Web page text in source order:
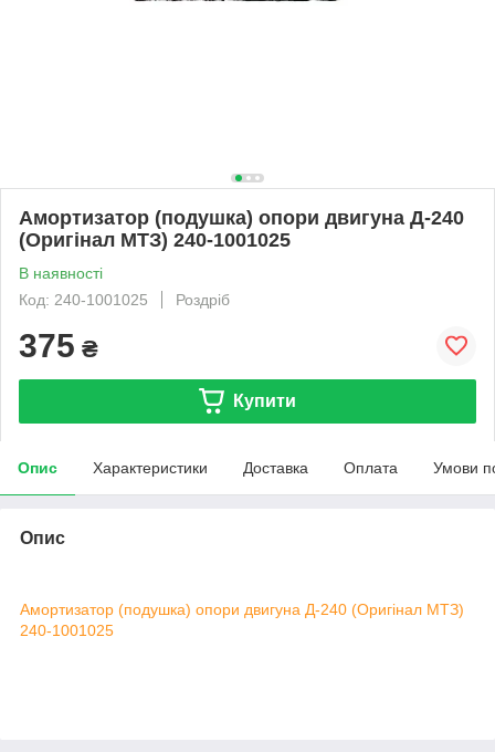
Амортизатор (подушка) опори двигуна Д-240
(Оригінал МТЗ) 240-1001025
В наявності
Код: 240-1001025
Роздріб
375 ₴
Купити
Опис Характеристики Доставка Оплата Умови
Опис
Амортизатор (подушка) опори двигуна Д-240 (Оригінал МТЗ)
240-1001025